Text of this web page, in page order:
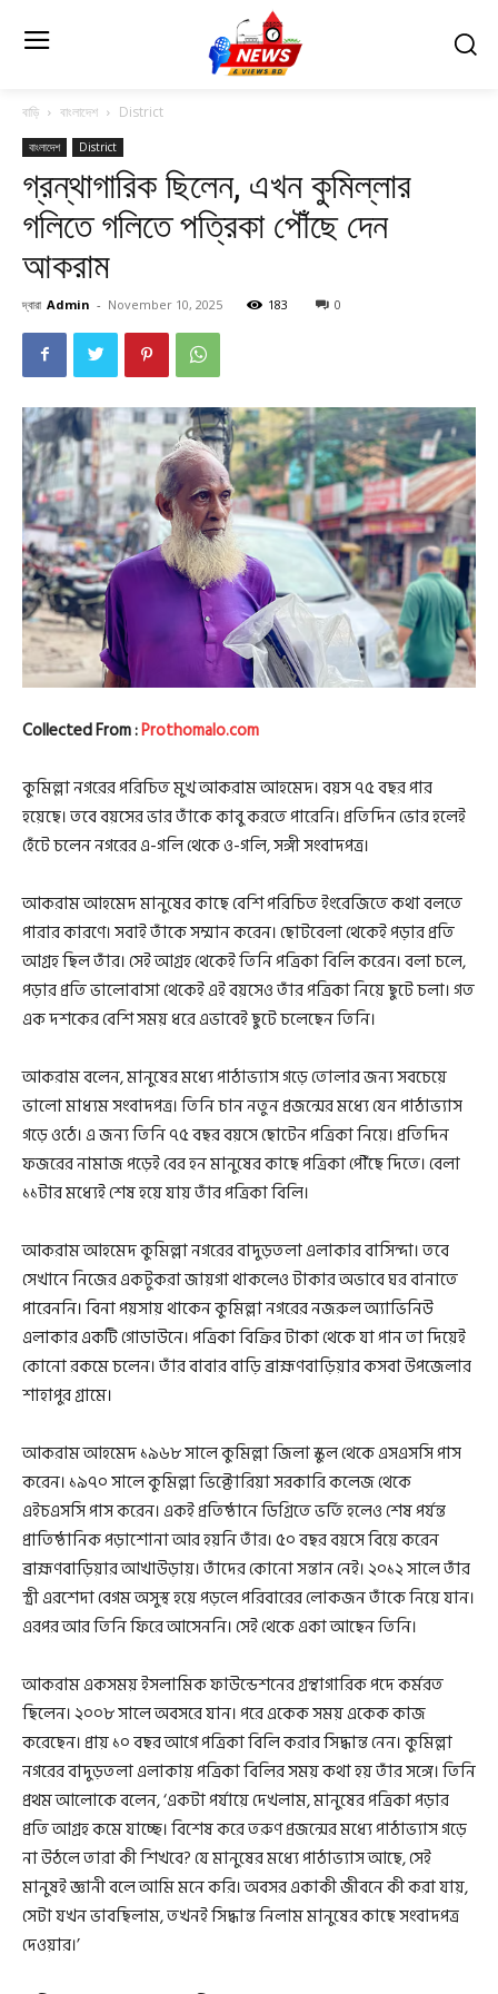
বাড়ি বাংলাদেশ District
বাংলাদেশ District
গ্রন্থাগারিক ছিলেন, এখন কুমিল্লার
গলিতে গলিতে পত্রিকা পৌঁছে দেন
আকরাম
দ্বারা Admin - November 10, 2025 183 0
Collected From :Prothomalo.com
কুমিল্লা নগরের পরিচিত মুখ আকরাম আহমেদ। বয়স ৭৫ বছর পার
হয়েছে। তবে বয়সের ভার তাঁকে কাবু করতে পারেনি। প্রতিদিন ভোর হলেই
হেঁটে চলেন নগরের এ-গলি থেকে ও-গলি, সঙ্গী সংবাদপত্র।
আকরাম আহমেদ মানুষের কাছে বেশি পরিচিত ইংরেজিতে কথা বলতে
পারার কারণে। সবাই তাঁকে সম্মান করেন। ছোটবেলা থেকেই পড়ার প্রতি
আগ্রহ ছিল তাঁর। সেই আগ্রহ থেকেই তিনি পত্রিকা বিলি করেন। বলা চলে,
পড়ার প্রতি ভালোবাসা থেকেই এই বয়সেও তাঁর পত্রিকা নিয়ে ছুটে চলা। গত
এক দশকের বেশি সময় ধরে এভাবেই ছুটে চলেছেন তিনি।
আকরাম বলেন, মানুষের মধ্যে পাঠাভ্যাস গড়ে তোলার জন্য সবচেয়ে
ভালো মাধ্যম সংবাদপত্র। তিনি চান নতুন প্রজন্মের মধ্যে যেন পাঠাভ্যাস
গড়ে ওঠে। এ জন্য তিনি ৭৫ বছর বয়সে ছোটেন পত্রিকা নিয়ে। প্রতিদিন
ফজরের নামাজ পড়েই বের হন মানুষের কাছে পত্রিকা পৌঁছে দিতে। বেলা
১১টার মধ্যেই শেষ হয়ে যায় তাঁর পত্রিকা বিলি।
আকরাম আহমেদ কুমিল্লা নগরের বাদুড়তলা এলাকার বাসিন্দা। তবে
সেখানে নিজের একটুকরা জায়গা থাকলেও টাকার অভাবে ঘর বানাতে
পারেননি। বিনা পয়সায় থাকেন কুমিল্লা নগরের নজরুল অ্যাভিনিউ
এলাকার একটি গোডাউনে। পত্রিকা বিক্রির টাকা থেকে যা পান তা দিয়েই
কোনো রকমে চলেন। তাঁর বাবার বাড়ি ব্রা‏হ্মণবাড়িয়ার কসবা উপজেলার
শাহাপুর গ্রামে।
আকরাম আহমেদ ১৯৬৮ সালে কুমিল্লা জিলা স্কুল থেকে এসএসসি পাস
করেন। ১৯৭০ সালে কুমিল্লা ভিক্টোরিয়া সরকারি কলেজ থেকে
এইচএসসি পাস করেন। একই প্রতিষ্ঠানে ডিগ্রিতে ভর্তি হলেও শেষ পর্যন্ত
প্রাতিষ্ঠানিক পড়াশোনা আর হয়নি তাঁর। ৫০ বছর বয়সে বিয়ে করেন
ব্রাহ্মণবাড়িয়ার আখাউড়ায়। তাঁদের কোনো সন্তান নেই। ২০১২ সালে তাঁর
স্ত্রী এরশেদা বেগম অসুস্থ হয়ে পড়লে পরিবারের লোকজন তাঁকে নিয়ে যান।
এরপর আর তিনি ফিরে আসেননি। সেই থেকে একা আছেন তিনি।
আকরাম একসময় ইসলামিক ফাউন্ডেশনের গ্রন্থাগারিক পদে কর্মরত
ছিলেন। ২০০৮ সালে অবসরে যান। পরে একেক সময় একেক কাজ
করেছেন। প্রায় ১০ বছর আগে পত্রিকা বিলি করার সিদ্ধান্ত নেন। কুমিল্লা
নগরের বাদুড়তলা এলাকায় পত্রিকা বিলির সময় কথা হয় তাঁর সঙ্গে। তিনি
প্রথম আলোকে বলেন, ‘একটা পর্যায়ে দেখলাম, মানুষের পত্রিকা পড়ার
প্রতি আগ্রহ কমে যাচ্ছে। বিশেষ করে তরুণ প্রজন্মের মধ্যে পাঠাভ্যাস গড়ে
না উঠলে তারা কী শিখবে? যে মানুষের মধ্যে পাঠাভ্যাস আছে, সেই
মানুষই জ্ঞানী বলে আমি মনে করি। অবসর একাকী জীবনে কী করা যায়,
সেটা যখন ভাবছিলাম, তখনই সিদ্ধান্ত নিলাম মানুষের কাছে সংবাদপত্র
দেওয়ার।’